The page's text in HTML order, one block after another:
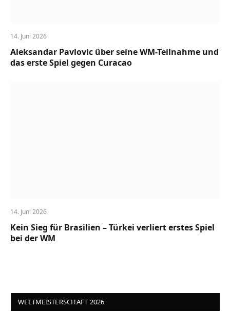
14. Juni 2026
Aleksandar Pavlovic über seine WM-Teilnahme und
das erste Spiel gegen Curacao
14. Juni 2026
Kein Sieg für Brasilien – Türkei verliert erstes Spiel
bei der WM
WELTMEISTERSCHAFT 2026